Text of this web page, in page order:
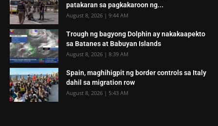
patakaran sa pagkakaroon ng...
August 8, 2026 | 9:44 AM
Trough ng bagyong Dolphin ay nakakaapekto
sa Batanes at Babuyan Islands
August 8, 2026 | 8:39 AM
Spain, maghihigpit ng border controls sa Italy
dahil sa migration row
August 8, 2026 | 5:43 AM